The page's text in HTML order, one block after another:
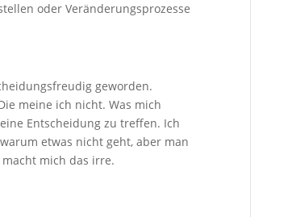
oder Veränderungsprozesse
geworden.
meine ich nicht. Was mich
Entscheidung zu treffen. Ich
etwas nicht geht, aber man
mich das irre.